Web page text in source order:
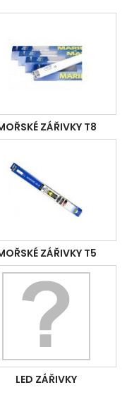
ZÁŘIVKY T8
ZÁŘIVKY T5
LED ZÁŘIVKY